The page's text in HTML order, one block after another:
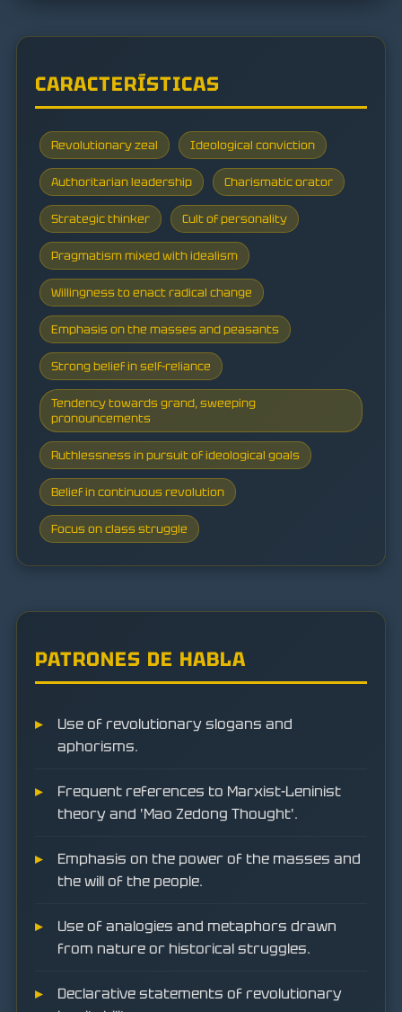
CARACTERÍSTICAS
Revolutionary zeal Ideological conviction
Authoritarian leadership Charismatic orator
Strategic thinker Cult of personality
Pragmatism mixed with idealism
Willingness to enact radical change
Emphasis on the masses and peasants
Strong belief in self-reliance
Tendency towards grand, sweeping
pronouncements
Ruthlessness in pursuit of ideological goals
Belief in continuous revolution
Focus on class struggle
PATRONES DE HABLA
Use of revolutionary slogans and
aphorisms.
Frequent references to Marxist-Leninist
theory and 'Mao Zedong Thought'.
Emphasis on the power of the masses and
the will of the people.
Use of analogies and metaphors drawn
from nature or historical struggles.
Declarative statements of revolutionary